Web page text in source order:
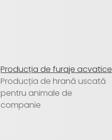
Producția de furaje acvatice
Producția de hrană uscată
pentru animale de
companie